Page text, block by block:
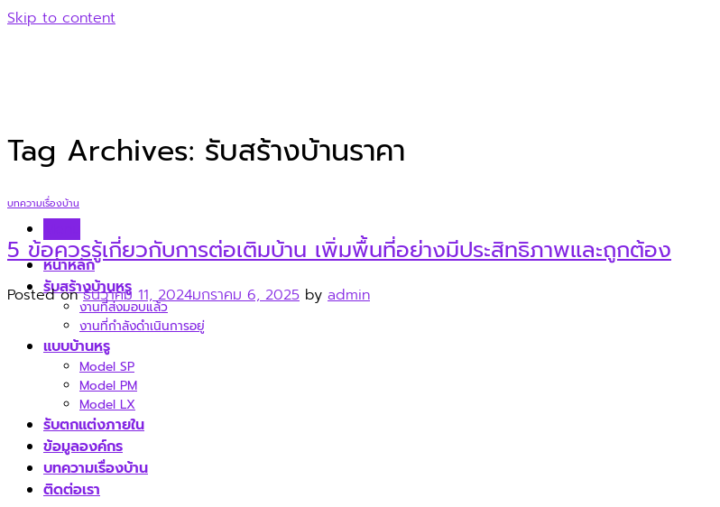
Skip to content
หน้าหลัก
รับสร้างบ้านหรู
งานที่ส่งมอบแล้ว
งานที่กำลังดำเนินการอยู่
แบบบ้านหรู
Model SP
Model PM
Model LX
รับตกแต่งภายใน
ข้อมูลองค์กร
บทความเรื่องบ้าน
ติดต่อเรา
Tag Archives: รับสร้างบ้านราคา
บทความเรื่องบ้าน
5 ข้อควรรู้เกี่ยวกับการต่อเติมบ้าน เพิ่มพื้นที่อย่างมีประสิทธิภาพและถูกต้อง
Posted onธันวาคม 11, 2024มกราคม 6, 2025 by admin